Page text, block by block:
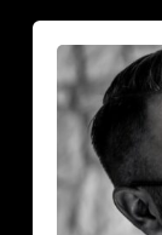
iloa